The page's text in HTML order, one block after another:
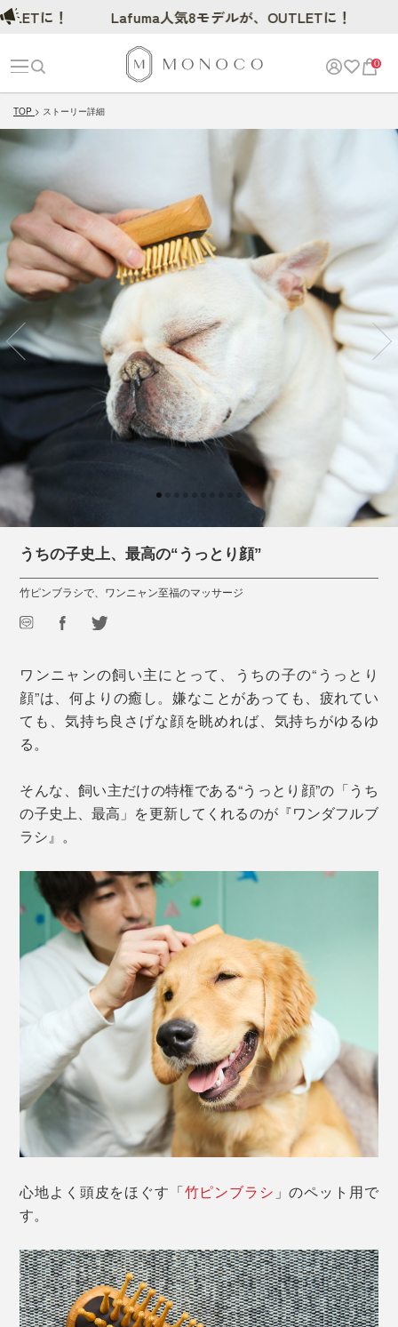
0
TOP ストーリー詳細
うちの子史上、最高の“うっとり顔”
竹ピンブラシで、ワンニャン至福のマッサージ
ワンニャンの飼い主にとって、うちの子の“うっとり
顔”は、何よりの癒し。嫌なことがあっても、疲れてい
ても、気持ち良さげな顔を眺めれば、気持ちがゆるゆ
る。
そんな、飼い主だけの特権である“うっとり顔”の「うち
の子史上、最高」を更新してくれるのが『ワンダフルブ
ラシ』。
心地よく頭皮をほぐす「竹ピンブラシ 」のペット用で
す。
Lafuma人気8モデルが、OUTLETに！